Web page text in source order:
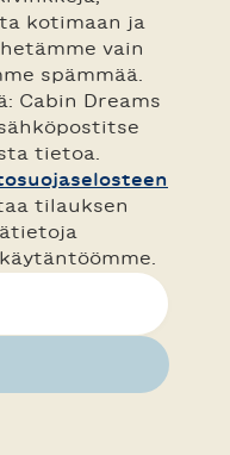
kotimaan ja
vain
spämmää.
Cabin Dreams
tietoa.
tilauksen